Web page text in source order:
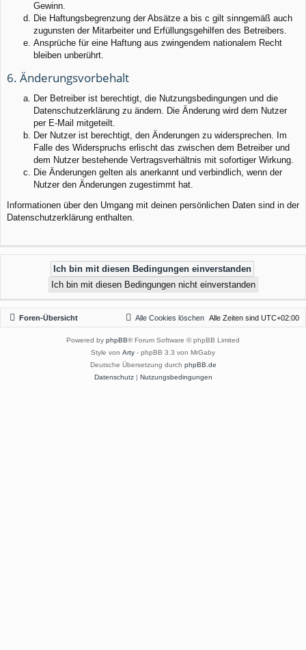
Gewinn.
Die Haftungsbegrenzung der Absätze a bis c gilt sinngemäß auch
zugunsten der Mitarbeiter und Erfüllungsgehilfen des Betreibers.
Ansprüche für eine Haftung aus zwingendem nationalem Recht
bleiben unberührt.
6. Änderungsvorbehalt
Der Betreiber ist berechtigt, die Nutzungsbedingungen und die
Datenschutzerklärung zu ändern. Die Änderung wird dem Nutzer
per E-Mail mitgeteilt.
Der Nutzer ist berechtigt, den Änderungen zu widersprechen. Im
Falle des Widerspruchs erlischt das zwischen dem Betreiber und
dem Nutzer bestehende Vertragsverhältnis mit sofortiger Wirkung.
Die Änderungen gelten als anerkannt und verbindlich, wenn der
Nutzer den Änderungen zugestimmt hat.
Informationen über den Umgang mit deinen persönlichen Daten sind in der
Datenschutzerklärung enthalten.
Foren-Übersicht Alle Zeiten sind UTC+02:00
Alle Cookies löschen
Powered by phpBB® Forum Software © phpBB Limited
Style von Arty - phpBB 3.3 von MrGaby
Deutsche Übersetzung durch phpBB.de
Datenschutz| Nutzungsbedingungen